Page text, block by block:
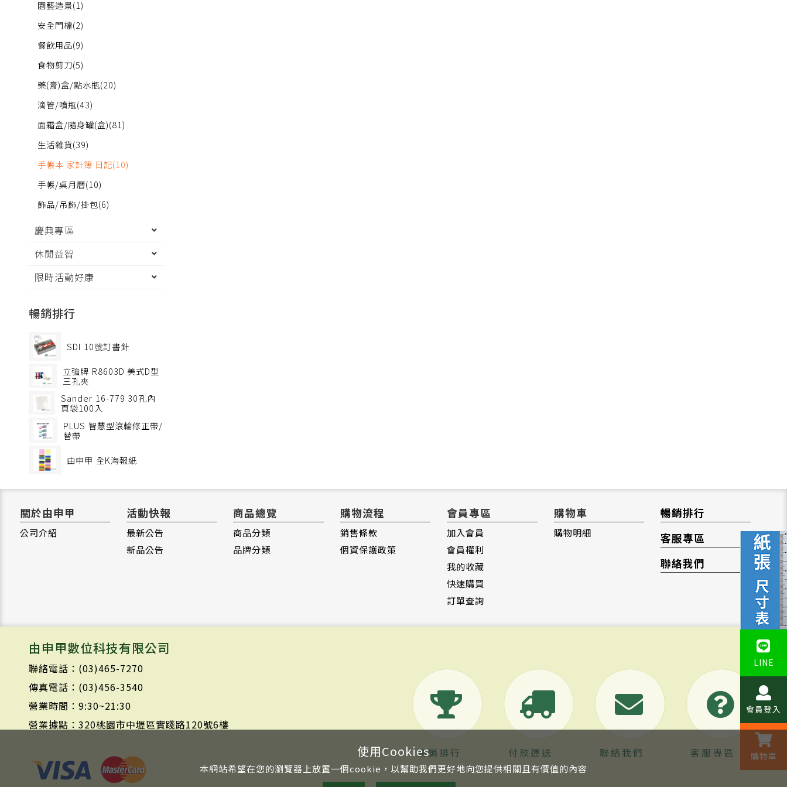
園藝造景(1)
安全門檔(2)
餐飲用品(9)
食物剪刀(5)
藥(膏)盒/點水瓶(20)
滴管/噴瓶(43)
面霜盒/隨身罐(盒)(81)
生活雜貨(39)
手帳本 家計簿 日記(10)
手帳/桌月曆(10)
飾品/吊飾/掛包(6)
慶典專區
休閒益智
限時活動好康
暢銷排行
SDI 10號訂書針
立強牌 R8603D 美式D型
三孔夾
Sander 16-779 30孔內
頁袋100入
PLUS 智慧型滾輪修正帶/
替帶
由申甲 全K海報紙
關於由申甲
公司介紹
活動快報
最新公告
新品公告
商品總覽
商品分類
品牌分類
購物流程
銷售條款
個資保護政策
會員專區
加入會員
會員權利
我的收藏
快速購買
訂單查詢
購物車
購物明細
暢銷排行
客服專區
聯絡我們
由申甲數位科技有限公司
聯絡電話：(03)465-7270
傳真電話：(03)456-3540
營業時間：9:30~21:30
營業據點：320桃園市中壢區實踐路120號6樓
暢銷排行
付款運送 聯絡我們 客服專區
LINE
會員登入
購物車
使用Cookies
本網站希望在您的瀏覽器上放置一個cookie，以幫助我們更好地向您提供相關且有價值的內容